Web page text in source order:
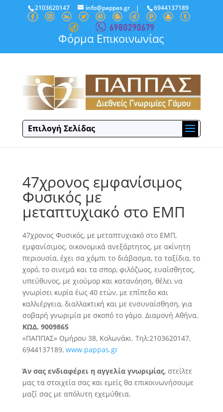
2103620147 info@pappas.gr| 6944137189
Φόρμα Επικοινωνίας
Επιλογή Σελίδας
47χρονος εμφανίσιμος
Φυσικός με
μεταπτυχιακό στο ΕΜΠ
47χρονος Φυσικός, με μεταπτυχιακό στο ΕΜΠ,
εμφανίσιμος, οικονομικά ανεξάρτητος, με ακίνητη
περιουσία, έχει σα χόμπι το διάβασμα, τα ταξίδια, το
χορό, το σινεμά και τα σπορ, φιλόζωος, ευαίσθητος,
υπεύθυνος, με χιούμορ και κατανόηση, θέλει να
γνωρίσει κυρία έως 40 ετών, με επίπεδο και
καλλιέργεια, διαλλακτική και με ενσυναίσθηση, για
σοβαρή γνωριμία με σκοπό το γάμο. Διαμονή Αθήνα.
ΚΩΔ. 9009865
«ΠΑΠΠΑΣ» Ομήρου 38, Κολωνάκι. Τηλ:2103620147,
6944137189, www.pappas.gr
Άν σας ενδιαφέρει η αγγελία γνωριμίας, στείλτε
μας τα στοιχεία σας και εμείς θα επικοινωνήσουμε
μαζί σας με απόλυτη εχεμύθεια.